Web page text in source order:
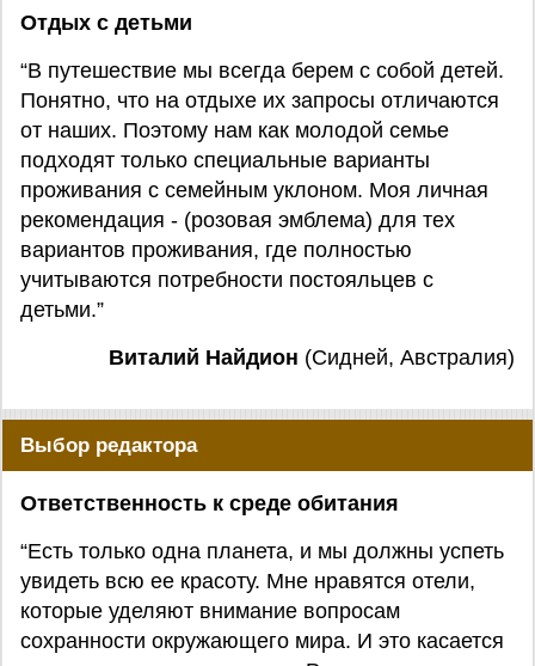
Отдых с детьми
“В путешествие мы всегда берем с собой детей.
Понятно, что на отдыхе их запросы отличаются
от наших. Поэтому нам как молодой семье
подходят только специальные варианты
проживания с семейным уклоном. Моя личная
рекомендация - (розовая эмблема) для тех
вариантов проживания, где полностью
учитываются потребности постояльцев с
детьми.”
Виталий Найдион (Сидней, Австралия)
Выбор редактора
Ответственность к среде обитания
“Есть только одна планета, и мы должны успеть
увидеть всю ее красоту. Мне нравятся отели,
которые уделяют внимание вопросам
сохранности окружающего мира. И это касается